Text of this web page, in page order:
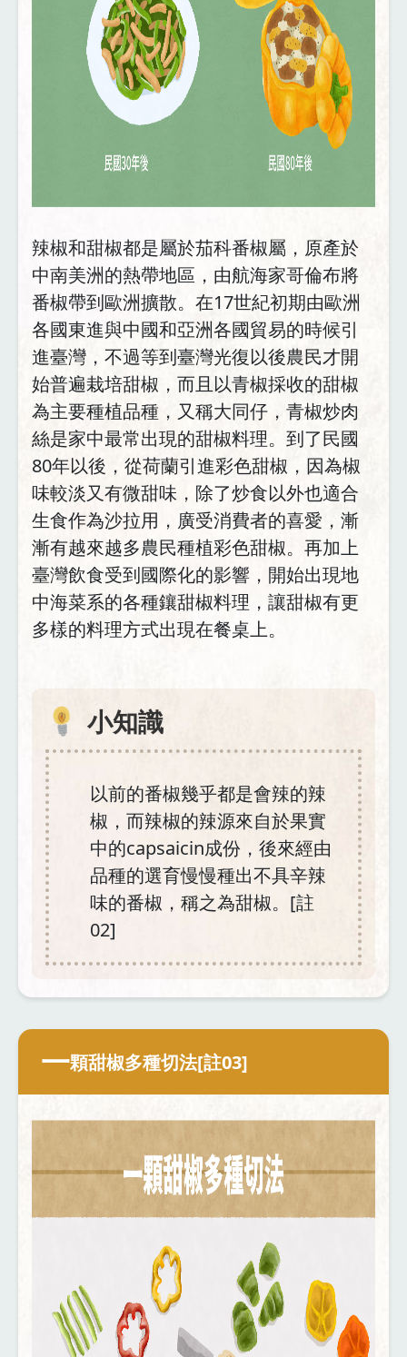
辣椒和甜椒都是屬於茄科番椒屬，原產於
中南美洲的熱帶地區，由航海家哥倫布將
番椒帶到歐洲擴散。在17世紀初期由歐洲
各國東進與中國和亞洲各國貿易的時候引
進臺灣，不過等到臺灣光復以後農民才開
始普遍栽培甜椒，而且以青椒採收的甜椒
為主要種植品種，又稱大同仔，青椒炒肉
絲是家中最常出現的甜椒料理。到了民國
80年以後，從荷蘭引進彩色甜椒，因為椒
味較淡又有微甜味，除了炒食以外也適合
生食作為沙拉用，廣受消費者的喜愛，漸
漸有越來越多農民種植彩色甜椒。再加上
臺灣飲食受到國際化的影響，開始出現地
中海菜系的各種鑲甜椒料理，讓甜椒有更
多樣的料理方式出現在餐桌上。
小知識
以前的番椒幾乎都是會辣的辣
椒，而辣椒的辣源來自於果實
中的capsaicin成份，後來經由
品種的選育慢慢種出不具辛辣
味的番椒，稱之為甜椒。[註
02]
一顆甜椒多種切法[註03]